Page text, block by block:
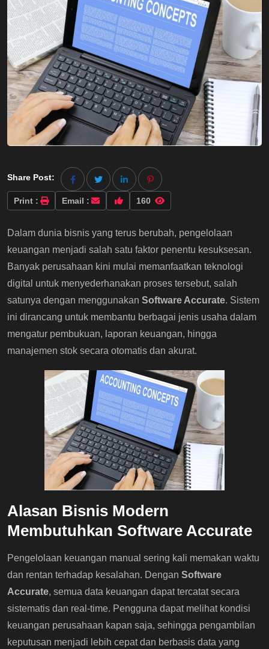
Share Post:
Print : Email : 160
Dalam dunia bisnis yang terus berubah, pengelolaan
keuangan menjadi salah satu faktor penentu kesuksesan.
Banyak perusahaan kini mulai memanfaatkan teknologi
digital untuk menyederhanakan proses tersebut, salah
satunya dengan menggunakan Software Accurate. Sistem
ini dirancang untuk membantu berbagai jenis usaha dalam
mengatur pembukuan, laporan keuangan, hingga
manajemen stok secara otomatis dan akurat.
Alasan Bisnis Modern
Membutuhkan Software Accurate
Pengelolaan keuangan manual sering kali memakan waktu
dan rentan terhadap kesalahan. Dengan Software
Accurate, semua data keuangan dapat tercatat secara
sistematis dan real-time. Pengguna dapat melihat kondisi
keuangan perusahaan kapan saja, sehingga pengambilan
keputusan menjadi lebih cepat dan berbasis data yang